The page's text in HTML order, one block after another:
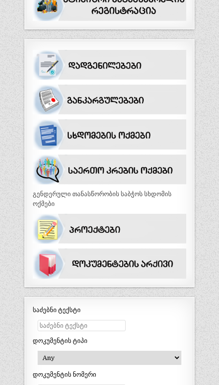
გენდერული თანასწორობის საბჭოს სხდომის
ოქმები
საძებნი ტექსტი
დოკუმენტის ტიპი
დოკუმენტის ნომერი